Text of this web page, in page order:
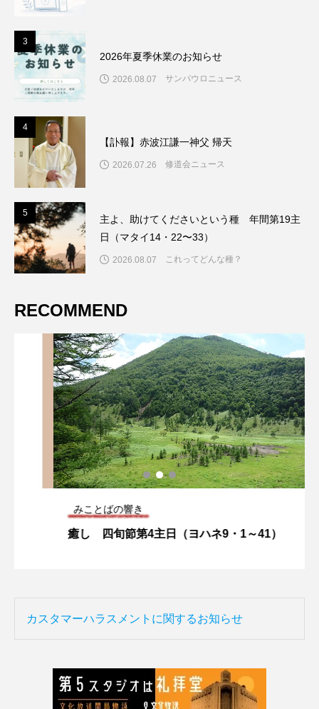
3
2026年夏季休業のお知らせ
2026.08.07 サンパウロニュース
4
【訃報】赤波江謙一神父 帰天
2026.07.26 修道会ニュース
5
主よ、助けてくださいという種 年間第19主
日（マタイ14・22〜33）
2026.08.07 これってどんな種？
RECOMMEND
みことばの響き
癒し 四旬節第4主日（ヨハネ9・1～41）
カスタマーハラスメントに関するお知らせ